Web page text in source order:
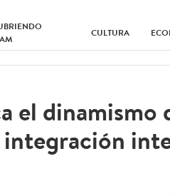
CULTURA
el dinamismo